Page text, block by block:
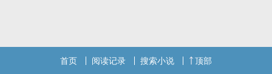
首页 阅读记录 搜索小说 顶部